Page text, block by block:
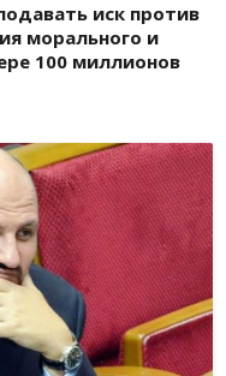
иск против
морального и
100 миллионов